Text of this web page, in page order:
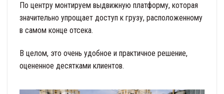
По центру монтируем выдвижную платформу, которая
значительно упрощает доступ к грузу, расположенному
в самом конце отсека.
В целом, это очень удобное и практичное решение,
оцененное десятками клиентов.